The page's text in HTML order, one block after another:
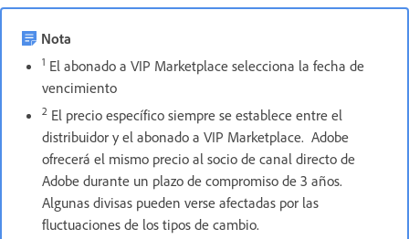
Nota
1 El abonado a VIP Marketplace selecciona la fecha de
vencimiento
2 El precio específico siempre se establece entre el
distribuidor y el abonado a VIP Marketplace. Adobe
ofrecerá el mismo precio al socio de canal directo de
Adobe durante un plazo de compromiso de 3 años.
Algunas divisas pueden verse afectadas por las
fluctuaciones de los tipos de cambio.